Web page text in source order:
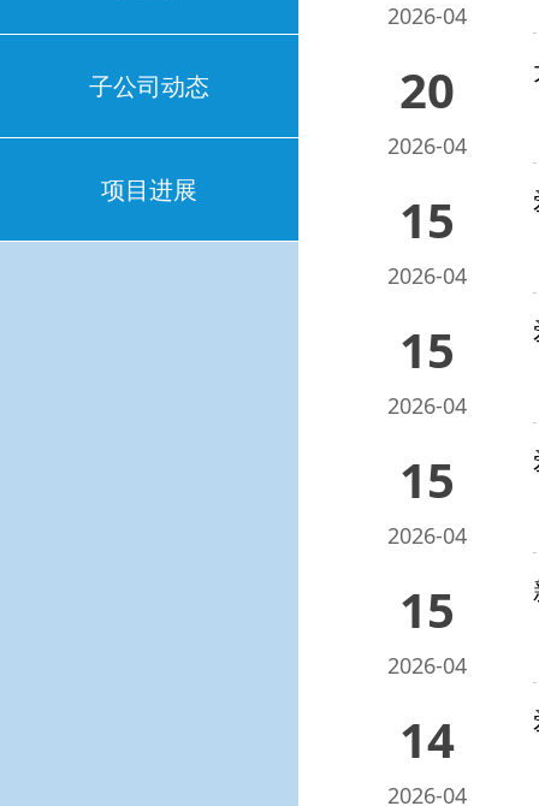
子公司动态
项目进展
2026-04
20
2026-04
15
2026-04
15
2026-04
15
2026-04
15
2026-04
14
2026-04